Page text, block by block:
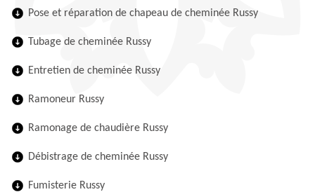
Pose et réparation de chapeau de cheminée Russy
Tubage de cheminée Russy
Entretien de cheminée Russy
Ramoneur Russy
Ramonage de chaudière Russy
Débistrage de cheminée Russy
Fumisterie Russy